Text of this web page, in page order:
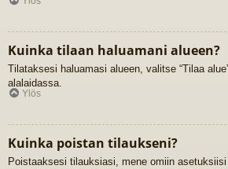
Kuinka tilaan haluamani alueen?
Tilataksesi haluamasi alueen, valitse “Tilaa
alalaidassa.
Ylös
Kuinka poistan tilaukseni?
Poistaaksesi tilauksiasi, mene omiin